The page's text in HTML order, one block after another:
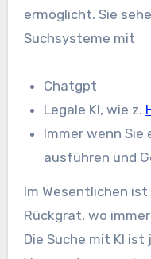
ermöglicht. Sie
Suchsysteme mit
Chatgpt
Legale KI, wie z.
Immer wenn Sie
ausführen und
Im Wesentlichen
Rückgrat, wo
Die Suche mit KI ist